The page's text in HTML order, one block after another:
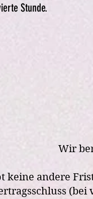
Stunde.
Wir
keine andere